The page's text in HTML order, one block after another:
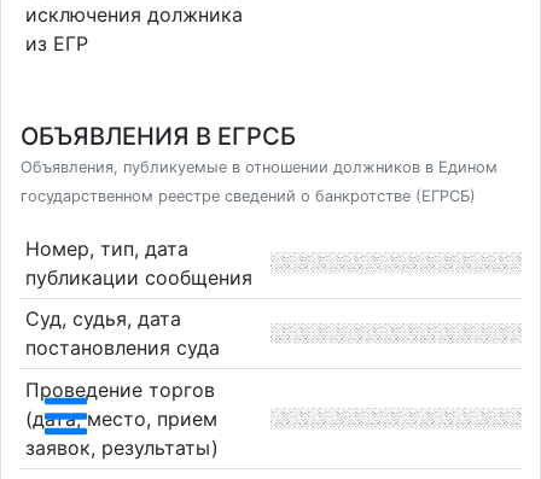
исключения должника
из ЕГР
ОБЪЯВЛЕНИЯ В ЕГРСБ
Объявления, публикуемые в отношении должников в Едином
государственном реестре сведений о банкротстве (ЕГРСБ)
Номер, тип, дата
публикации сообщения
Суд, судья, дата
постановления суда
Проведение торгов
(дата, место, прием
заявок, результаты)